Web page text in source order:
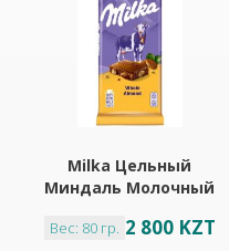
Milka Цельный
Миндаль Молочный
Вес: 80 гр. 2 800 KZT